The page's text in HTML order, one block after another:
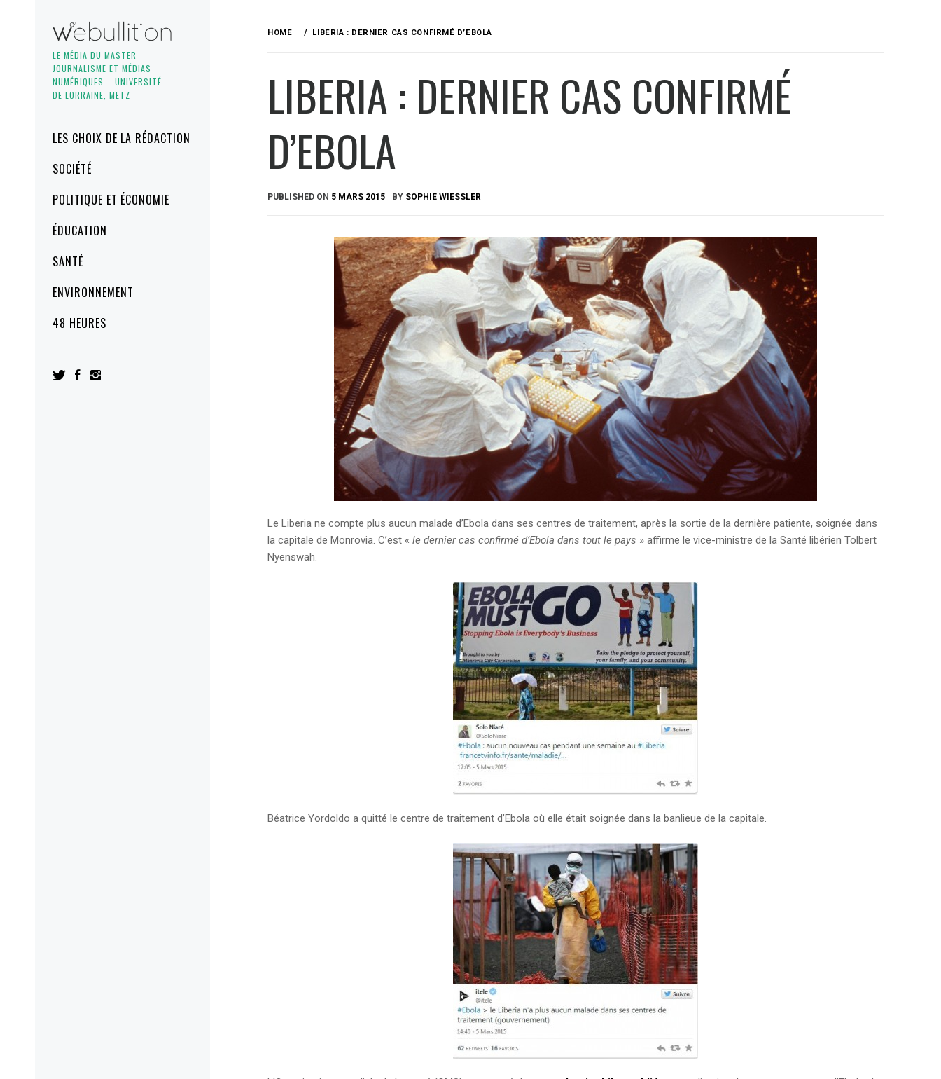
LE MÉDIA DU MASTER
JOURNALISME ET MÉDIAS
NUMÉRIQUES – UNIVERSITÉ
DE LORRAINE, METZ
MenuLES CHOIX DE LA RÉDACTION
SOCIÉTÉ
POLITIQUE ET ÉCONOMIE
ÉDUCATION
SANTÉ
ENVIRONNEMENT
48 HEURES
to
content
HOME LIBERIA : DERNIER CAS CONFIRMÉ D’EBOLA
LIBERIA : DERNIER CAS CONFIRMÉ
D’EBOLA
PUBLISHED ON 5 MARS 2015 BY SOPHIE WIESSLER
Le Liberia ne compte plus aucun malade d’Ebola dans ses centres de traitement, après la sortie de la dernière patiente, soignée dans
la capitale de Monrovia. C’est «le dernier cas confirmé d’Ebola dans tout le pays » affirme le vice-ministre de la Santé libérien Tolbert
Nyenswah.
Béatrice Yordoldo a quitté le centre de traitement d’Ebola où elle était soignée dans la banlieue de la capitale.